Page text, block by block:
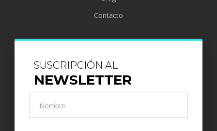
Contacto
SUSCRIPCIÓN AL
NEWSLETTER
Nombre